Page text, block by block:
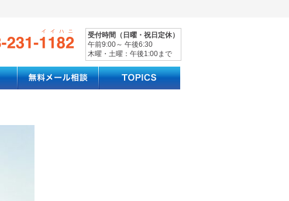
受付時間（日曜・祝日定休）
午前9:00～ 午後6:30
木曜・土曜：午後1:00まで